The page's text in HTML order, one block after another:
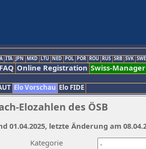
ITA JPN MKD LTU NED POL POR ROU RUS SRB SVK SWE
FAQ Online Registration Swiss-Manager
Elo Vorschau Elo FIDE
Elozahlen des ÖSB
Kategorie
01.04.2025, letzte Änderung am